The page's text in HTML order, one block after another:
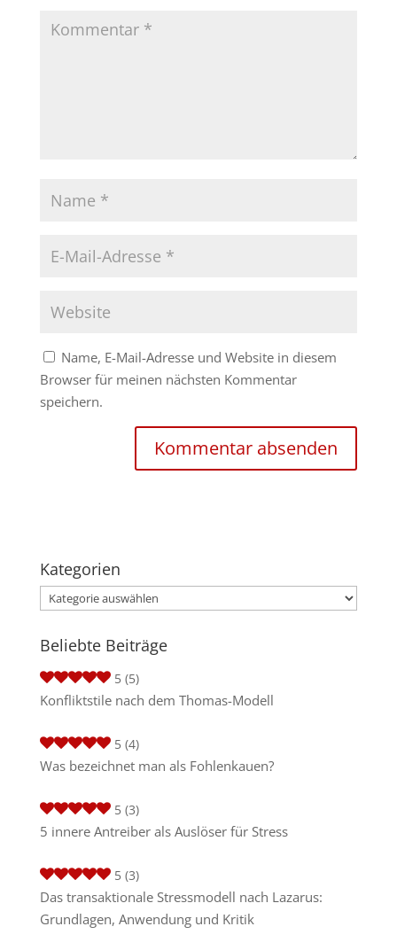
Name, E-Mail-Adresse und Website in diesem
Browser für meinen nächsten Kommentar
speichern.
Kategorien
Kategorien
Beliebte Beiträge
5 (5)
Konfliktstile nach dem Thomas-Modell
5 (4)
Was bezeichnet man als Fohlenkauen?
5 (3)
5 innere Antreiber als Auslöser für Stress
5 (3)
Das transaktionale Stressmodell nach Lazarus:
Grundlagen, Anwendung und Kritik